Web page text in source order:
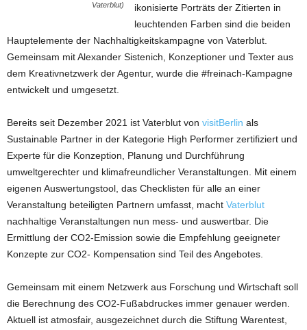
Vaterblut)
ikonisierte Porträts der Zitierten in
leuchtenden Farben sind die beiden
Hauptelemente der Nachhaltigkeitskampagne von Vaterblut.
Gemeinsam mit Alexander Sistenich, Konzeptioner und Texter aus
dem Kreativnetzwerk der Agentur, wurde die #freinach-Kampagne
entwickelt und umgesetzt.
Bereits seit Dezember 2021 ist Vaterblut von visitBerlin als
Sustainable Partner in der Kategorie High Performer zertifiziert und
Experte für die Konzeption, Planung und Durchführung
umweltgerechter und klimafreundlicher Veranstaltungen. Mit einem
eigenen Auswertungstool, das Checklisten für alle an einer
Veranstaltung beteiligten Partnern umfasst, macht Vaterblut
nachhaltige Veranstaltungen nun mess- und auswertbar. Die
Ermittlung der CO2-Emission sowie die Empfehlung geeigneter
Konzepte zur CO2- Kompensation sind Teil des Angebotes.
Gemeinsam mit einem Netzwerk aus Forschung und Wirtschaft soll
die Berechnung des CO2-Fußabdruckes immer genauer werden.
Aktuell ist atmosfair, ausgezeichnet durch die Stiftung Warentest,